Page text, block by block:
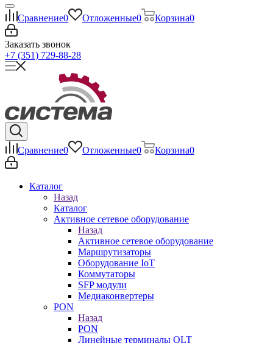
Сравнение0 Отложенные0 Корзина0
Заказать звонок
+7 (351) 729-88-28
Сравнение0 Отложенные0 Корзина0
Каталог
Назад
Каталог
Активное сетевое оборудование
Назад
Активное сетевое оборудование
Маршрутизаторы
Оборудование IoT
Коммутаторы
SFP модули
Медиаконвертеры
PON
Назад
PON
Линейные терминалы OLT